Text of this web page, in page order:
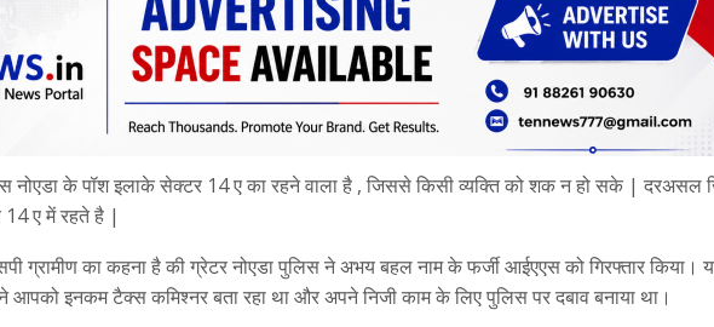
नोएडा के पॉश इलाके सेक्टर 14 ए का रहने वाला है , जिससे किसी व्यक्ति को शक न हो सके | दरअसल
14 ए में रहते है |
ग्रामीण का कहना है की ग्रेटर नोएडा पुलिस ने अभय बहल नाम के फर्जी आईएएस को गिरफ्तार किया।
इनकम टैक्स कमिश्नर बता रहा था और अपने निजी काम के लिए पुलिस पर दबाव बनाया था।